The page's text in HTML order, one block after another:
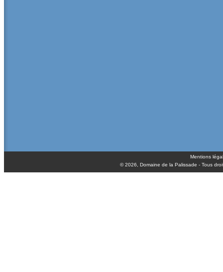
Mentions
© 2026, Domaine de la Palissade - Tous